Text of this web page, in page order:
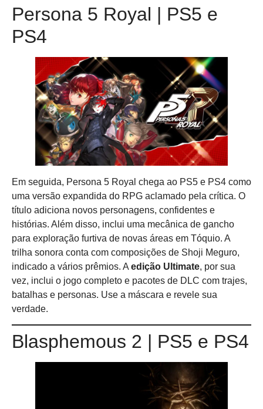
Persona 5 Royal | PS5 e
PS4
Em seguida, Persona 5 Royal chega ao PS5 e PS4 como
uma versão expandida do RPG aclamado pela crítica. O
título adiciona novos personagens, confidentes e
histórias. Além disso, inclui uma mecânica de gancho
para exploração furtiva de novas áreas em Tóquio. A
trilha sonora conta com composições de Shoji Meguro,
indicado a vários prêmios. A edição Ultimate, por sua
vez, inclui o jogo completo e pacotes de DLC com trajes,
batalhas e personas. Use a máscara e revele sua
verdade.
Blasphemous 2 | PS5 e PS4